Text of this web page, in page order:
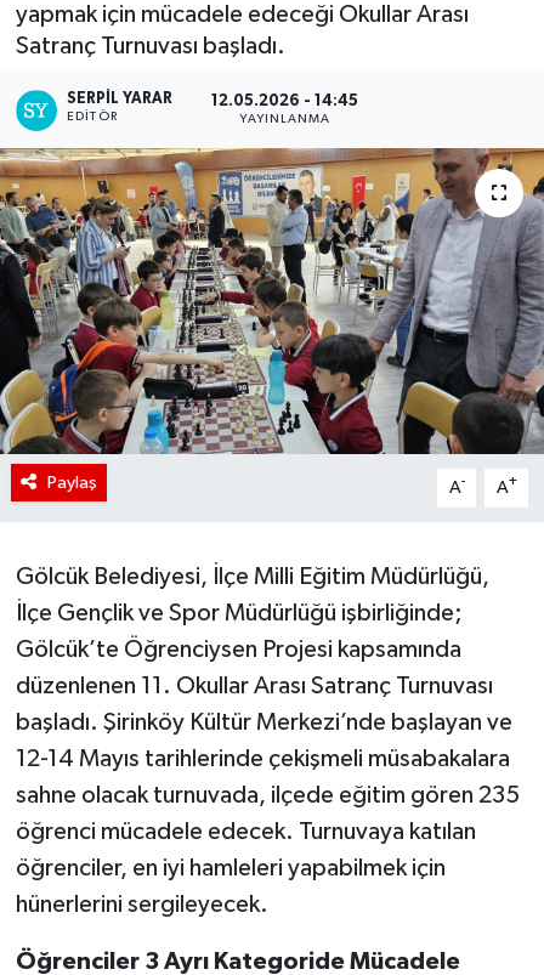
yapmak için mücadele edeceği Okullar Arası
Satranç Turnuvası başladı.
SERPİL YARAR
EDITÖR
12.05.2026 - 14:45
YAYINLANMA
Paylaş A- A+
Gölcük Belediyesi, İlçe Milli Eğitim Müdürlüğü,
İlçe Gençlik ve Spor Müdürlüğü işbirliğinde;
Gölcük’te Öğrenciysen Projesi kapsamında
düzenlenen 11. Okullar Arası Satranç Turnuvası
başladı. Şirinköy Kültür Merkezi’nde başlayan ve
12-14 Mayıs tarihlerinde çekişmeli müsabakalara
sahne olacak turnuvada, ilçede eğitim gören 235
öğrenci mücadele edecek. Turnuvaya katılan
öğrenciler, en iyi hamleleri yapabilmek için
hünerlerini sergileyecek.
Öğrenciler 3 Ayrı Kategoride Mücadele